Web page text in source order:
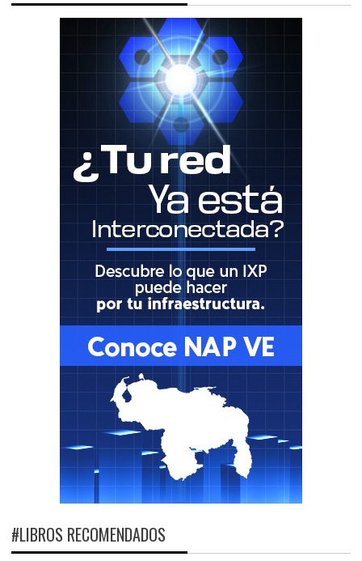
#LIBROS RECOMENDADOS